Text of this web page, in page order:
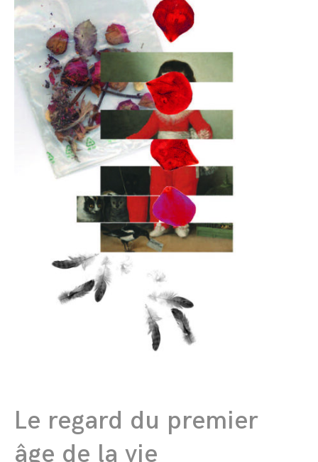
Le regard du premier
âge de la vie